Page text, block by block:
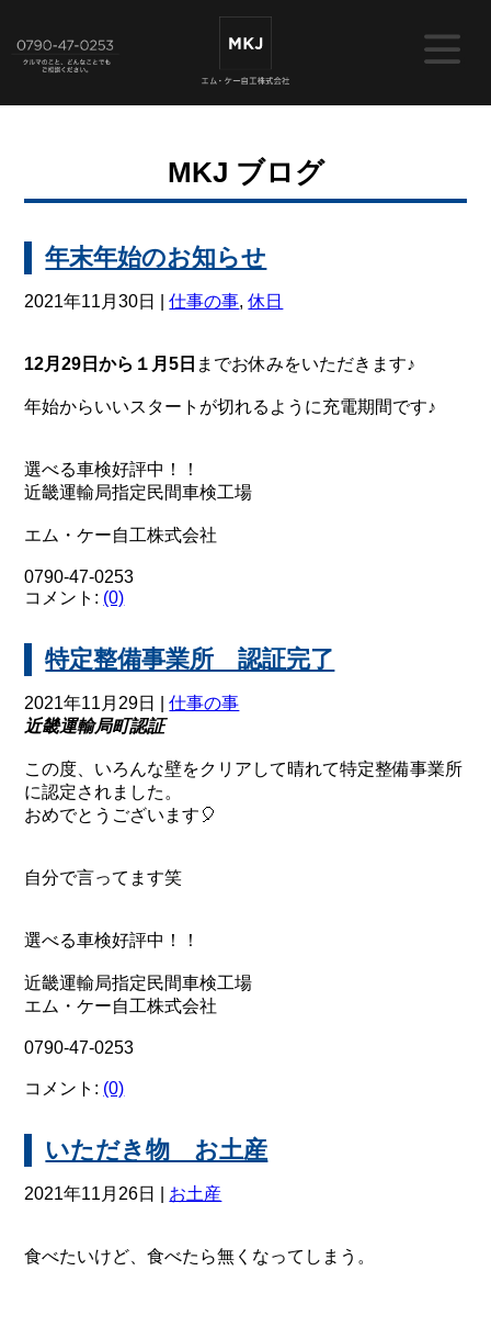
MKJ ブログ
年末年始のお知らせ
2021年11月30日 |仕事の事,休日
12月29日から１月5日 までお休みをいただきます♪
年始からいいスタートが切れるように充電期間です♪
選べる車検好評中！！
近畿運輸局指定民間車検工場
エム・ケー自工株式会社
0790-47-0253
コメント: (0)
特定整備事業所 認証完了
2021年11月29日 |仕事の事
近畿運輸局町認証
この度、いろんな壁をクリアして晴れて特定整備事業所
に認定されました。
おめでとうございます🎈
自分で言ってます笑
選べる車検好評中！！
近畿運輸局指定民間車検工場
エム・ケー自工株式会社
0790-47-0253
コメント: (0)
いただき物 お土産
2021年11月26日 | お土産
食べたいけど、食べたら無くなってしまう。